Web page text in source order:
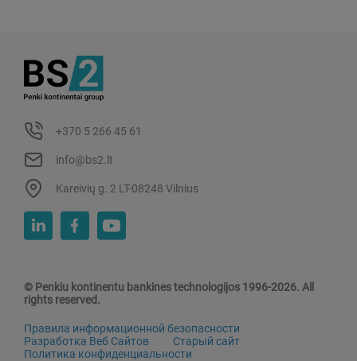
+370 5 266 45 61
info@bs2.lt
Kareivių g. 2 LT-08248 Vilnius
© Penkiu kontinentu bankines technologijos 1996-2026. All
rights reserved.
Правила информационной безопасности
Разработка Веб Сайтов
Старый сайт
Политика конфиденциальности